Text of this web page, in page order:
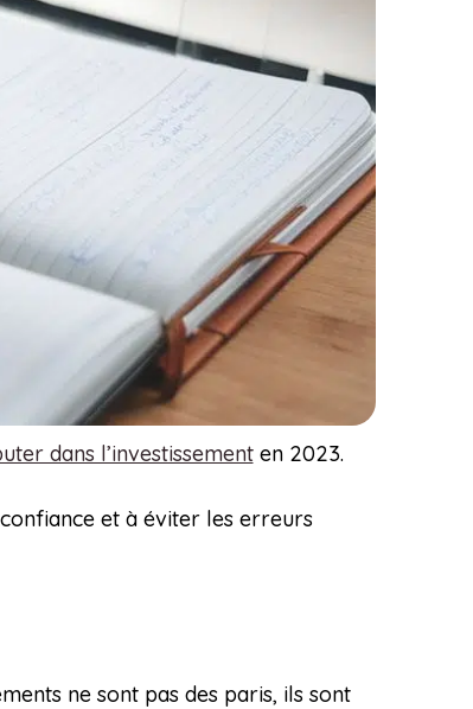
dans l’investissementen 2023.
et à éviter les erreurs
ne sont pas des paris, ils sont